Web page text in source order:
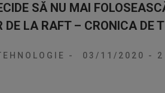
SĂ NU MAI
DE LA RAFT – CRONICA DE
- 03/11/2020 -